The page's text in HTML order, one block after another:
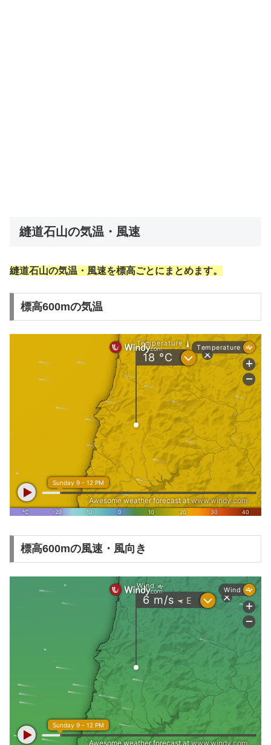
縫道石山の気温・風速
縫道石山の気温・風速を標高ごとにまとめます。
標高600mの気温
標高600mの風速・風向き